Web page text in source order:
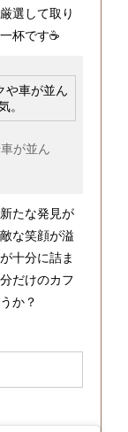
選して取り
杯です☕
が並ん
たな発見が
な笑顔が溢
十分に詰ま
だけのカフ
か？